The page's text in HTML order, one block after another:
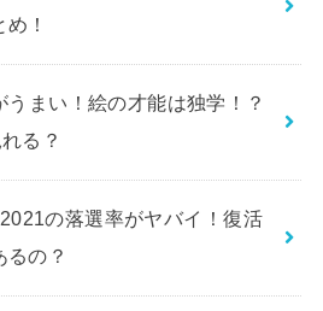
！
まい！絵の才能は独学！？
る？
の落選率がヤバイ！復活
るの？